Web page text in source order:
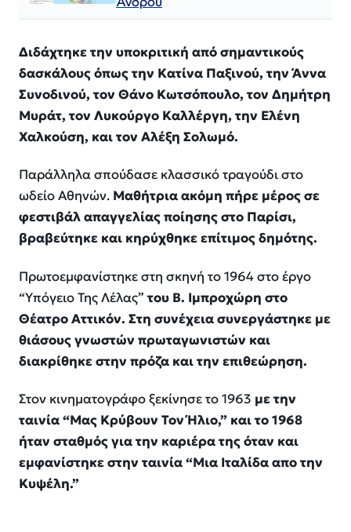
Διδάχτηκε την υποκριτική από σημαντικούς
δασκάλους όπως την Κατίνα Παξινού, την Άννα
Συνοδινού, τον Θάνο Κωτσόπουλο, τον Δημήτρη
Μυράτ, τον Λυκούργο Καλλέργη, την Ελένη
Χαλκούση, και τον Αλέξη Σολωμό.
Παράλληλα σπούδασε κλασσικό τραγούδι στο
ωδείο Αθηνών. Μαθήτρια ακόμη πήρε μέρος σε
φεστιβάλ απαγγελίας ποίησης στο Παρίσι,
βραβεύτηκε και κηρύχθηκε επίτιμος δημότης.
Πρωτοεμφανίστηκε στη σκηνή το 1964 στο έργο
“Υπόγειο Της Λέλας” του Β. Ιμπροχώρη στο
Θέατρο Αττικόν. Στη συνέχεια συνεργάστηκε με
θιάσους γνωστών πρωταγωνιστών και
διακρίθηκε στην πρόζα και την επιθεώρηση.
Στον κινηματογράφο ξεκίνησε το 1963 με την
ταινία “Μας Κρύβουν Τον Ήλιο,” και το 1968
ήταν σταθμός για την καριέρα της όταν και
εμφανίστηκε στην ταινία “Μια Ιταλίδα απο την
Κυψέλη.”